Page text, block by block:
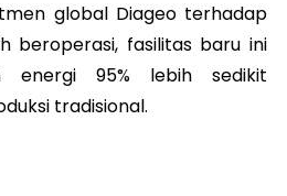
global Diageo terhadap
beroperasi, fasilitas baru ini
energi 95% lebih sedikit
tradisional.